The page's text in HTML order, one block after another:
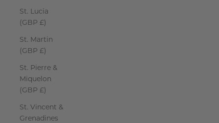
St. Lucia
(GBP £)
St. Martin
(GBP £)
St. Pierre &
Miquelon
(GBP £)
St. Vincent &
Grenadines